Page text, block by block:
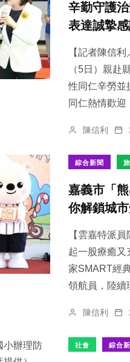
辛勤守護
表達誠摯
【記者陳信
（5日）親赴
性同仁辛勞並
同仁熱情歡迎
陳信利
綜合新聞
嘉義市「
你解鎖城
【雲嘉特派
起一股療癒又
家SMART經
領航員，陸
陳信利
社會 綜合
69+ 100
文教